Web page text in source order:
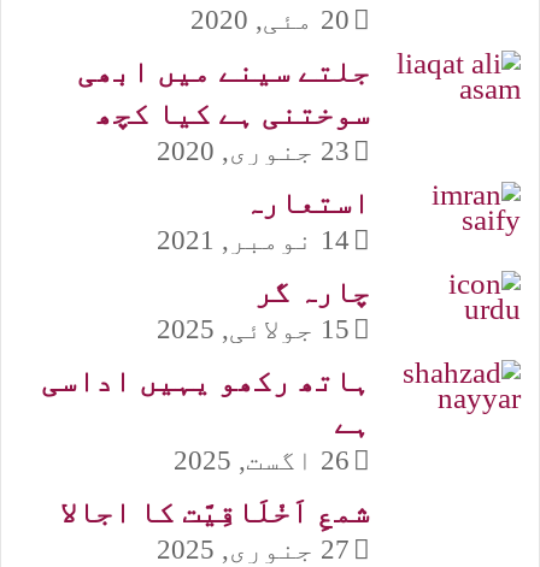
20 مئی, 2020
جلتے سینے میں ابھی
سوختنی ہے کیا کچھ
23 جنوری, 2020
استعارہ
14 نومبر, 2021
چارہ گر
15 جولائی, 2025
ہاتھ رکھو یہیں اداسی
ہے
26 اگست, 2025
شمعِ اَخْلَاقِيَّت کا اجالا
27 جنوری, 2025